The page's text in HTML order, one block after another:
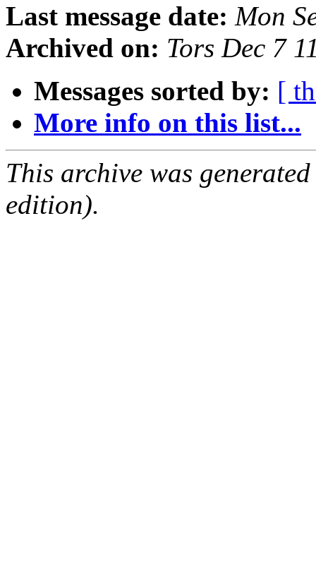
Last message date: Mon
Archived on: Tors Dec 7
Messages sorted by: [
More info on this list...
This archive was
edition).